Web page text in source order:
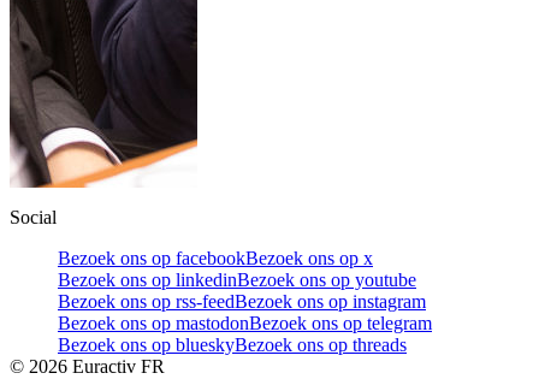
Social
Bezoek ons op facebookBezoek ons op x
Bezoek ons op linkedinBezoek ons op youtube
Bezoek ons op rss-feedBezoek ons op instagram
Bezoek ons op mastodonBezoek ons op telegram
Bezoek ons op blueskyBezoek ons op threads
© 2026 Euractiv FR